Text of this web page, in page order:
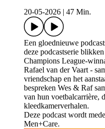
20-05-2026
47 Min.
Een gloednieuwe
deze podcastserie
Champions League-
Rafael van der Vaart -
vriendschap en het
bespreken Wes & Raf
van hun voetbalcarrière,
kleedkamerverhalen.
Deze podcast wordt
Men+Care.